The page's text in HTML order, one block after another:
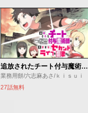
追放されたチート付与魔術師は気ままなセカンドライフを謳歌する。 ～俺は武器だけじゃなく、あらゆるものに『強化ポイント』を付与できるし、俺の意思でいつでも効果を解除できるけど、残った人たち大丈夫？～
業務用餅/六志麻あさ/ｋｉｓｕｉ
27話無料